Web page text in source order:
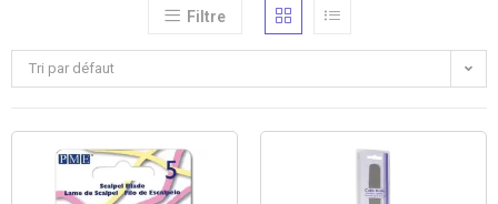
Filtre
Tri par défaut